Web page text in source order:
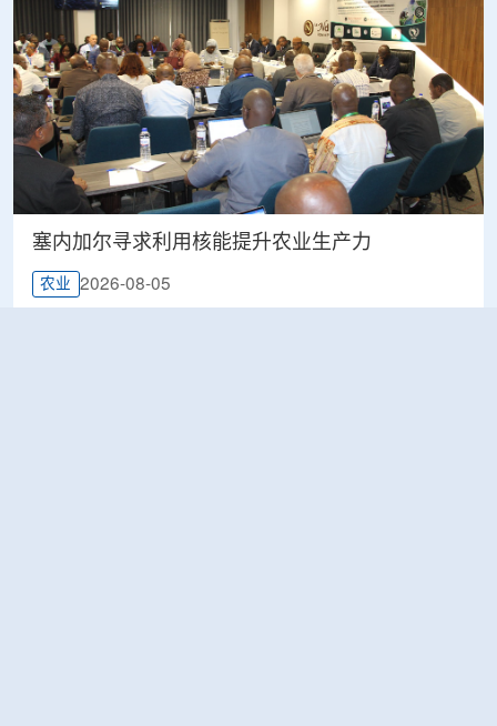
塞内加尔寻求利用核能提升农业生产力
农业 2026-08-05